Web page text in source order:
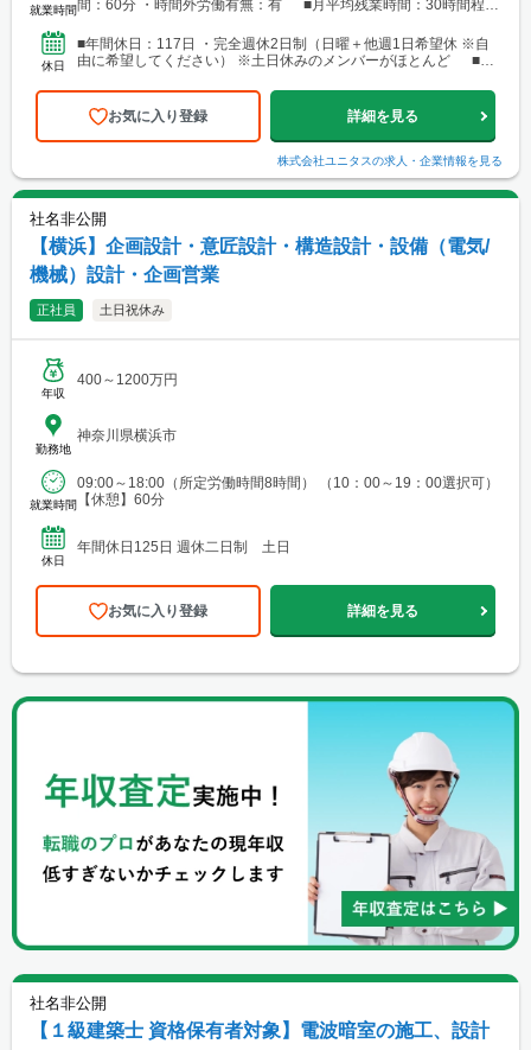
就業時間間：60分 ・時間外労働有無：有 ■月平均残業時間：30時間程度
休日
■年間休日：117日 ・完全週休2日制（日曜＋他週1日希望休 ※自
由に希望してください） ※土日休みのメンバーがほとんど ■そ
お気に入り登録 詳細を見る
株式会社ユニタスの求人・企業情報を見る
社名非公開
【横浜】企画設計・意匠設計・構造設計・設備（電気/
機械）設計・企画営業
正社員 土日祝休み
年収
400～1200万円
勤務地
神奈川県横浜市
就業時間
09:00～18:00（所定労働時間8時間） （10：00～19：00選択可）
【休憩】60分
休日
年間休日125日 週休二日制 土日
お気に入り登録 詳細を見る
社名非公開
【１級建築士 資格保有者対象】電波暗室の施工、設計